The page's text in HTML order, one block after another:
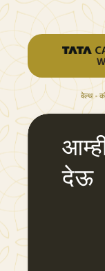
वेल्थ
देऊ
Wealth Request